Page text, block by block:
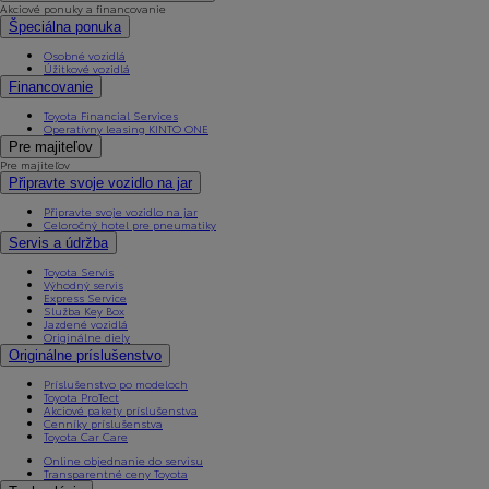
Akciové ponuky a financovanie
Špeciálna ponuka
Osobné vozidlá
Úžitkové vozidlá
Financovanie
Toyota Financial Services
Operatívny leasing KINTO ONE
Pre majiteľov
Pre majiteľov
Připravte svoje vozidlo na jar
Připravte svoje vozidlo na jar
Celoročný hotel pre pneumatiky
Servis a údržba
Toyota Servis
Výhodný servis
Express Service
Služba Key Box
Jazdené vozidlá
Originálne diely
Originálne príslušenstvo
Príslušenstvo po modeloch
Toyota ProTect
Akciové pakety príslušenstva
Cenníky príslušenstva
Toyota Car Care
Online objednanie do servisu
Transparentné ceny Toyota